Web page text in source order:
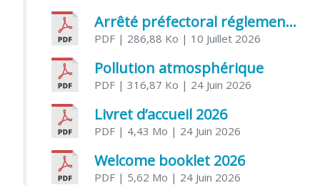
Arrêté préfectoral réglementant l’usage de l’eau
PDF | 286,88 Ko | 10 Juillet 2026
Pollution atmosphérique
PDF | 316,87 Ko | 24 Juin 2026
Livret d’accueil 2026
PDF | 4,43 Mo | 24 Juin 2026
Welcome booklet 2026
PDF | 5,62 Mo | 24 Juin 2026